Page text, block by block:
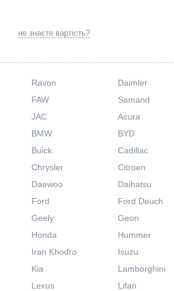
не знаєте вартість?
Ravon
Daimler
FAW
Samand
JAC
Acura
BMW
BYD
Buick
Cadillac
Chrysler
Citroen
Daewoo
Daihatsu
Ford
Ford Deuch
Geely
Geon
Honda
Hummer
Iran Khodro
Isuzu
Kia
Lamborghini
Lexus
Lifan